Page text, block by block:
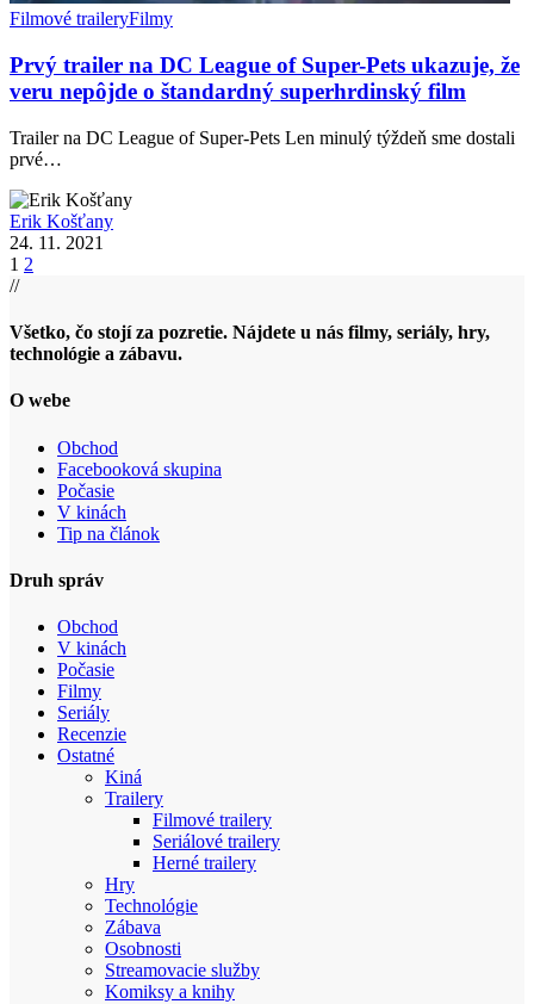
Filmové traileryFilmy
Prvý trailer na DC League of Super-Pets ukazuje, že
veru nepôjde o štandardný superhrdinský film
Trailer na DC League of Super-Pets Len minulý týždeň sme dostali
prvé…
Erik Košťany
24. 11. 2021
1 2
//
Všetko, čo stojí za pozretie. Nájdete u nás filmy, seriály, hry,
technológie a zábavu.
O webe
Obchod
Facebooková skupina
Počasie
V kinách
Tip na článok
Druh správ
Obchod
V kinách
Počasie
Filmy
Seriály
Recenzie
Ostatné
Kiná
Trailery
Filmové trailery
Seriálové trailery
Herné trailery
Hry
Technológie
Zábava
Osobnosti
Streamovacie služby
Komiksy a knihy